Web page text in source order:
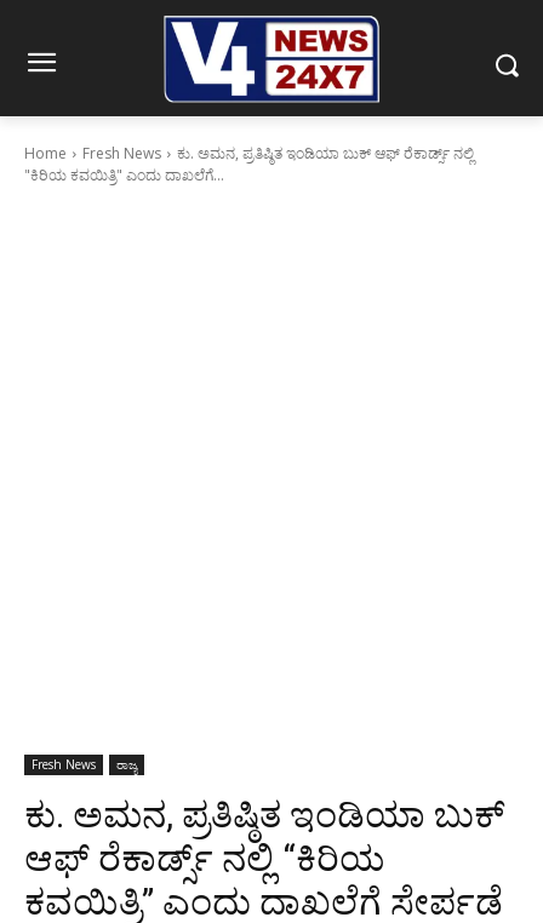
Home Fresh News
ಕು. ಅಮನ, ಪ್ರತಿಷ್ಠಿತ ಇಂಡಿಯಾ ಬುಕ್ ಆಫ್ ರೆಕಾರ್ಡ್ಸ್ ನಲ್ಲಿ
"ಕಿರಿಯ ಕವಯಿತ್ರಿ" ಎಂದು ದಾಖಲೆಗೆ...
Fresh News ರಾಜ್ಯ
ಕು. ಅಮನ, ಪ್ರತಿಷ್ಠಿತ ಇಂಡಿಯಾ ಬುಕ್
ಆಫ್ ರೆಕಾರ್ಡ್ಸ್ ನಲ್ಲಿ “ಕಿರಿಯ
ಕವಯಿತ್ರಿ” ಎಂದು ದಾಖಲೆಗೆ ಸೇರ್ಪಡೆ